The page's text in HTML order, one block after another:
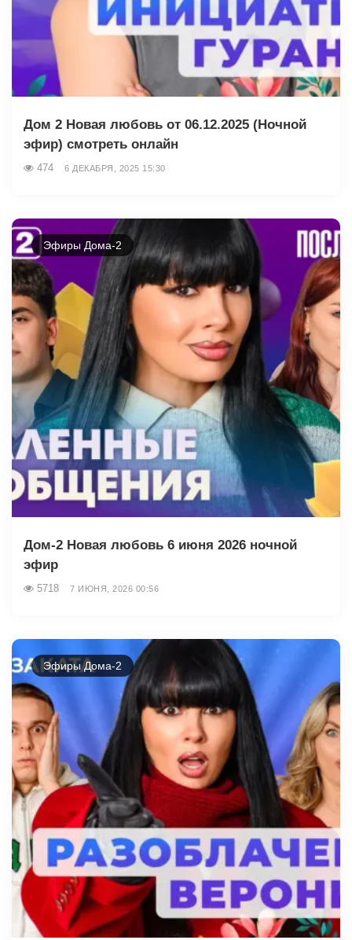
Дом 2 Новая любовь от 06.12.2025 (Ночной
эфир) смотреть онлайн
474 6 ДЕКАБРЯ, 2025 15:30
Эфиры Дома-2
Дом-2 Новая любовь 6 июня 2026 ночной
эфир
5718 7 ИЮНЯ, 2026 00:56
Эфиры Дома-2